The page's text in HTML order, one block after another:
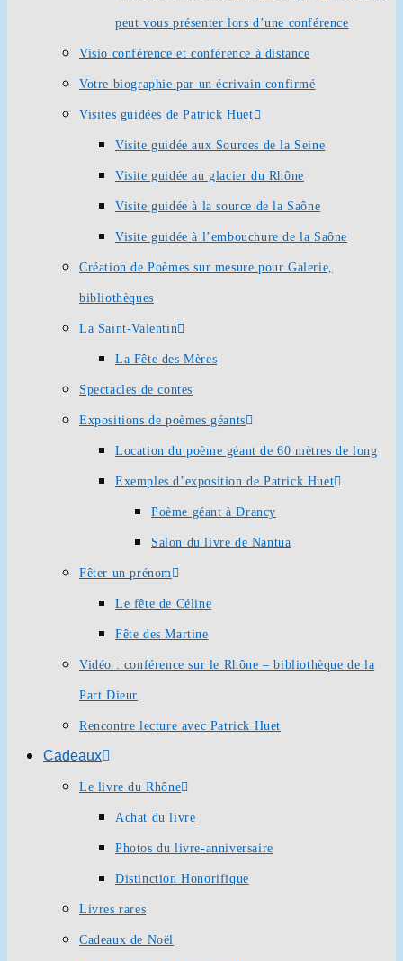
peut vous présenter lors d’une conférence
Visio conférence et conférence à distance
Votre biographie par un écrivain confirmé
Visites guidées de Patrick Huet
Visite guidée aux Sources de la Seine
Visite guidée au glacier du Rhône
Visite guidée à la source de la Saône
Visite guidée à l’embouchure de la Saône
Création de Poèmes sur mesure pour Galerie,
bibliothèques
La Saint-Valentin
La Fête des Mères
Spectacles de contes
Expositions de poèmes géants
Location du poème géant de 60 mètres de long
Exemples d’exposition de Patrick Huet
Poème géant à Drancy
Salon du livre de Nantua
Fêter un prénom
Le fête de Céline
Fête des Martine
Vidéo : conférence sur le Rhône – bibliothèque de la
Part Dieur
Rencontre lecture avec Patrick Huet
Cadeaux
Le livre du Rhône
Achat du livre
Photos du livre-anniversaire
Distinction Honorifique
Livres rares
Cadeaux de Noël